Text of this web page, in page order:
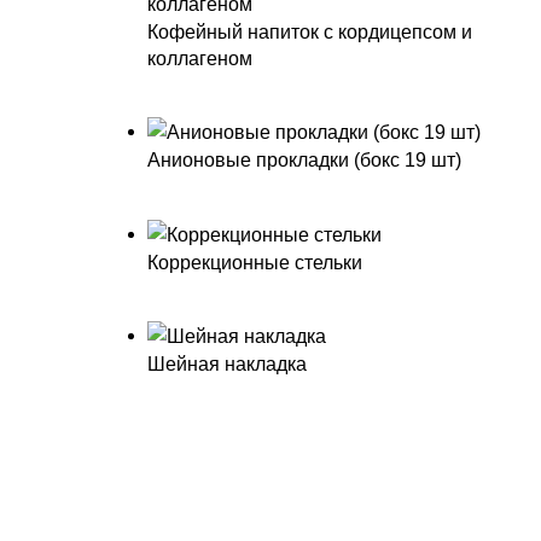
Кофейный напиток с кордицепсом и
коллагеном
Анионовые прокладки (бокс 19 шт)
Коррекционные стельки
Шейная накладка